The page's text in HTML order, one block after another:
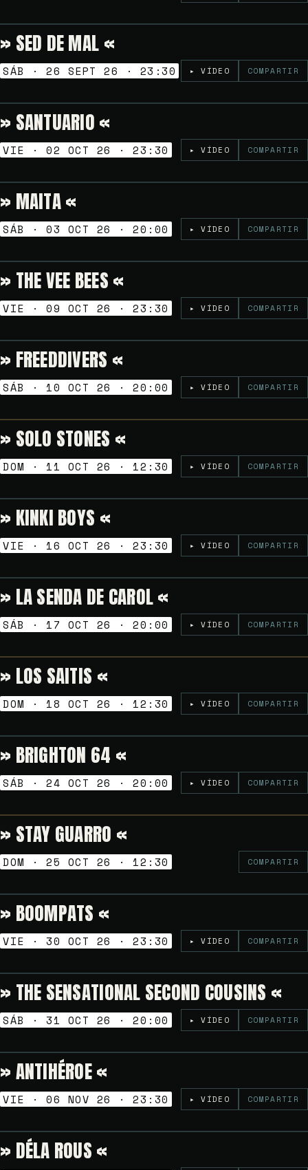
NOCHES GOLFAS
» SED DE MAL «
SÁB · 26 SEPT 26 · 23:30 ▸ VÍDEO COMPARTIR
NOCHES GOLFAS
» SANTUARIO «
VIE · 02 OCT 26 · 23:30 ▸ VÍDEO COMPARTIR
TARDEO SESSION
» MAITA «
SÁB · 03 OCT 26 · 20:00 ▸ VÍDEO COMPARTIR
NOCHES GOLFAS
» THE VEE BEES «
VIE · 09 OCT 26 · 23:30 ▸ VÍDEO COMPARTIR
TARDEO SESSION
» FREEDDIVERS «
SÁB · 10 OCT 26 · 20:00 ▸ VÍDEO COMPARTIR
VERMUT SESSION
» SOLO STONES «
DOM · 11 OCT 26 · 12:30 ▸ VÍDEO COMPARTIR
NOCHES GOLFAS
» KINKI BOYS «
VIE · 16 OCT 26 · 23:30 ▸ VÍDEO COMPARTIR
TARDEO SESSION
» LA SENDA DE CAROL «
SÁB · 17 OCT 26 · 20:00 ▸ VÍDEO COMPARTIR
VERMUT SESSION
» LOS SAITIS «
DOM · 18 OCT 26 · 12:30 ▸ VÍDEO COMPARTIR
TARDEO SESSION
» BRIGHTON 64 «
SÁB · 24 OCT 26 · 20:00 ▸ VÍDEO COMPARTIR
VERMUT SESSION
» STAY GUARRO «
DOM · 25 OCT 26 · 12:30 COMPARTIR
NOCHES GOLFAS
» BOOMPATS «
VIE · 30 OCT 26 · 23:30 ▸ VÍDEO COMPARTIR
TARDEO SESSION
» THE SENSATIONAL SECOND COUSINS «
SÁB · 31 OCT 26 · 20:00 ▸ VÍDEO COMPARTIR
NOCHES GOLFAS
» ANTIHÉROE «
VIE · 06 NOV 26 · 23:30 ▸ VÍDEO COMPARTIR
TARDEO SESSION
» DÉLA ROUS «